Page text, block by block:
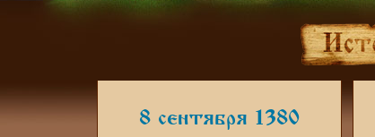
8 сентября 1380